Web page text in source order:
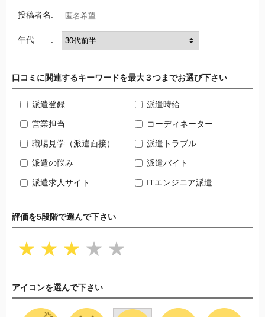
投稿者名:
年代 :
口コミに関連するキーワードを最大３つまでお選び下さい
派遣登録 派遣時給
営業担当 コーディネーター
職場見学（派遣面接） 派遣トラブル
派遣の悩み 派遣バイト
派遣求人サイト ITエンジニア派遣
評価を5段階で選んで下さい
★ ★ ★ ★ ★
アイコンを選んで下さい